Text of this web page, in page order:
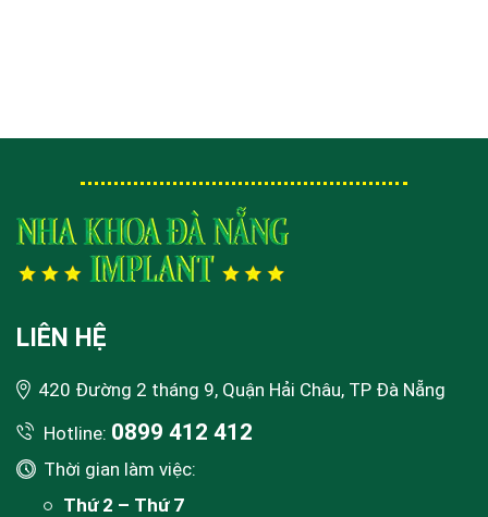
LIÊN HỆ
420 Đường 2 tháng 9, Quận Hải Châu, TP Đà Nẵng
Hotline: 0899 412 412
Thời gian làm việc:
Thứ 2 – Thứ 7